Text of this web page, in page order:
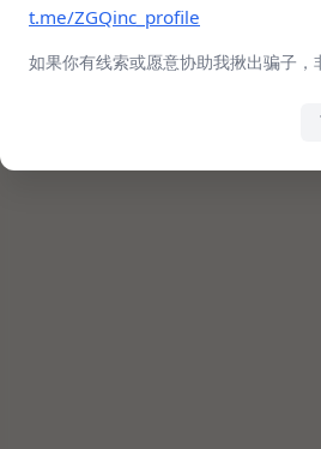
t.me/ZGQinc_profile
如果你有线索或愿意协助我揪出骗子，